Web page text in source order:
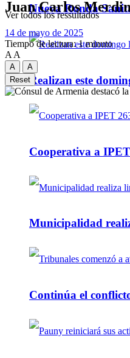
Nueva Ronda
Realizan este
Cooperativa a
Municipalidad
Continúa el
Ver todos los ressultados
Juan Carlos
14 de mayo de 2025
Tiempo de lectura: 1 minuto
A A
A
A
Reset